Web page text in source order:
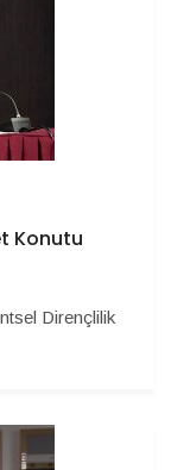
Konutu
Dirençlilik